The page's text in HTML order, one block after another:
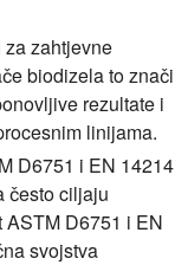
zahtjevne
biodizela to znači
rezultate i
linijama.
D6751 i EN 14214
često ciljaju
D6751 i EN
svojstva